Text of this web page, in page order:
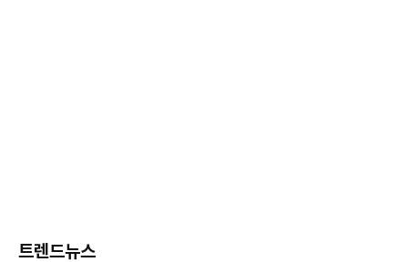
트렌드뉴스